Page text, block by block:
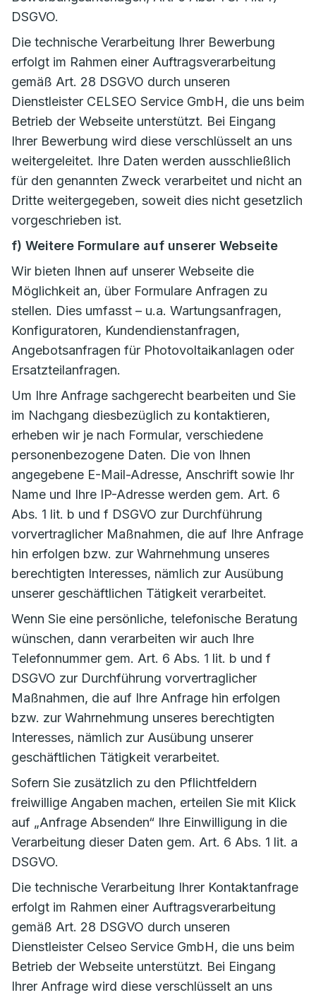
DSGVO.
Die technische Verarbeitung Ihrer Bewerbung
erfolgt im Rahmen einer Auftragsverarbeitung
gemäß Art. 28 DSGVO durch unseren
Dienstleister CELSEO Service GmbH, die uns beim
Betrieb der Webseite unterstützt. Bei Eingang
Ihrer Bewerbung wird diese verschlüsselt an uns
weitergeleitet. Ihre Daten werden ausschließlich
für den genannten Zweck verarbeitet und nicht an
Dritte weitergegeben, soweit dies nicht gesetzlich
vorgeschrieben ist.
f) Weitere Formulare auf unserer Webseite
Wir bieten Ihnen auf unserer Webseite die
Möglichkeit an, über Formulare Anfragen zu
stellen. Dies umfasst – u.a. Wartungsanfragen,
Konfiguratoren, Kundendienstanfragen,
Angebotsanfragen für Photovoltaikanlagen oder
Ersatzteilanfragen.
Um Ihre Anfrage sachgerecht bearbeiten und Sie
im Nachgang diesbezüglich zu kontaktieren,
erheben wir je nach Formular, verschiedene
personenbezogene Daten. Die von Ihnen
angegebene E-Mail-Adresse, Anschrift sowie Ihr
Name und Ihre IP-Adresse werden gem. Art. 6
Abs. 1 lit. b und f DSGVO zur Durchführung
vorvertraglicher Maßnahmen, die auf Ihre Anfrage
hin erfolgen bzw. zur Wahrnehmung unseres
berechtigten Interesses, nämlich zur Ausübung
unserer geschäftlichen Tätigkeit verarbeitet.
Wenn Sie eine persönliche, telefonische Beratung
wünschen, dann verarbeiten wir auch Ihre
Telefonnummer gem. Art. 6 Abs. 1 lit. b und f
DSGVO zur Durchführung vorvertraglicher
Maßnahmen, die auf Ihre Anfrage hin erfolgen
bzw. zur Wahrnehmung unseres berechtigten
Interesses, nämlich zur Ausübung unserer
geschäftlichen Tätigkeit verarbeitet.
Sofern Sie zusätzlich zu den Pflichtfeldern
freiwillige Angaben machen, erteilen Sie mit Klick
auf „Anfrage Absenden“ Ihre Einwilligung in die
Verarbeitung dieser Daten gem. Art. 6 Abs. 1 lit. a
DSGVO.
Die technische Verarbeitung Ihrer Kontaktanfrage
erfolgt im Rahmen einer Auftragsverarbeitung
gemäß Art. 28 DSGVO durch unseren
Dienstleister Celseo Service GmbH, die uns beim
Betrieb der Webseite unterstützt. Bei Eingang
Ihrer Anfrage wird diese verschlüsselt an uns